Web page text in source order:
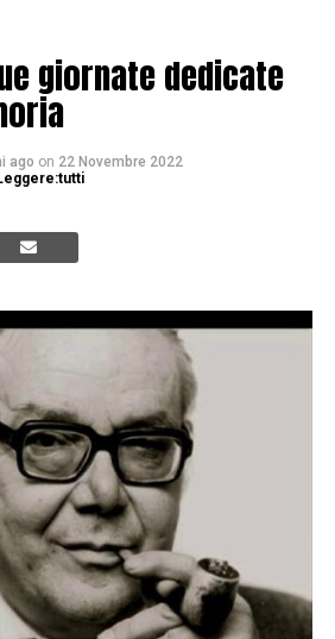
giornate dedicate
ago on 22 Novembre 2022